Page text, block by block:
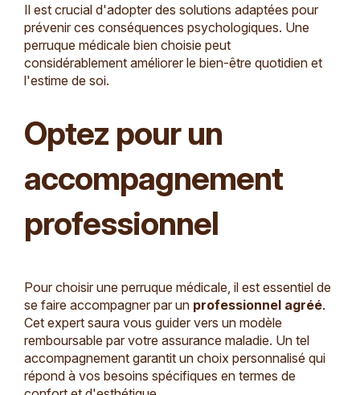
Il est crucial d'adopter des solutions adaptées pour
prévenir ces conséquences psychologiques. Une
perruque médicale bien choisie peut
considérablement améliorer le bien-être quotidien et
l'estime de soi.
Optez pour un
accompagnement
professionnel
Pour choisir une perruque médicale, il est essentiel de
se faire accompagner par un professionnel agréé.
Cet expert saura vous guider vers un modèle
remboursable par votre assurance maladie. Un tel
accompagnement garantit un choix personnalisé qui
répond à vos besoins spécifiques en termes de